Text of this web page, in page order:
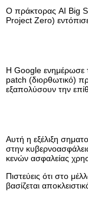
Ο πράκτορας AI Big
Project Zero)
Η Google ενημέρωσε
patch (διορθωτικό)
εξαπολύσουν την
Αυτή η εξέλιξη
στην
κενών ασφαλείας
Πιστεύεις ότι στο
βασίζεται